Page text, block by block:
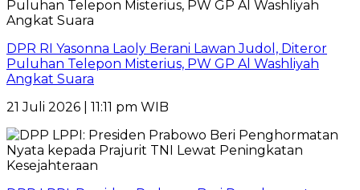
DPR RI Yasonna Laoly Berani Lawan Judol, Diteror
Puluhan Telepon Misterius, PW GP Al Washliyah
Angkat Suara
21 Juli 2026 | 11:11 pm WIB